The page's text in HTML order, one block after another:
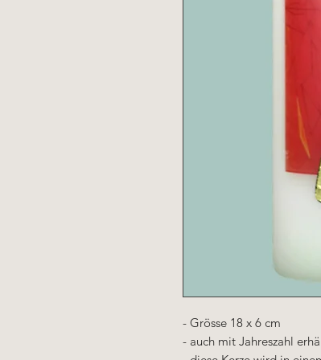
- Grösse 18 x 6 cm
- auch mit Jahreszahl